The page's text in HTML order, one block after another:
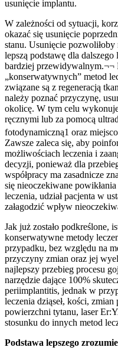
usunięcie implantu.
W zależności od sytuacji,
okazać się usunięcie
stanu. Usunięcie
lepszą podstawę dla
bardziej przewidywalnym.¬¬
„konserwatywnych” metod
związane są z regeneracją
należy poznać przyczynę,
okolicę. W tym celu
ręcznymi lub za pomocą
fotodynamiczną1 oraz
Zawsze zaleca się, aby
możliwościach leczenia i
decyzji, ponieważ dla
współpracy ma zasadnicze
się nieoczekiwane
leczenia, udział pacjenta w
załagodzić wpływ
Jak już zostało podkreślone,
konserwatywne metody
przypadku, bez względu na
przyczyny zmian oraz jej
najlepszy przebieg procesu
narzędzie dające 100%
periimplantitis, jednak w
leczenia dziąseł, kości,
powierzchni tytanu, laser
stosunku do innych metod
Podstawa lepszego